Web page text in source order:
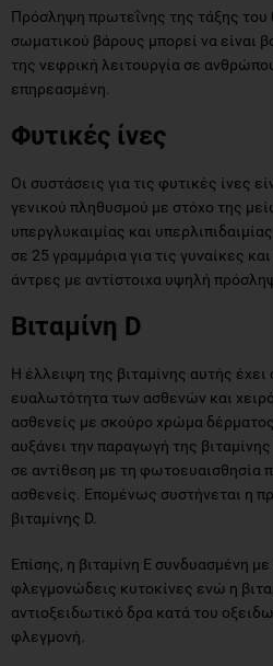
Πρόσληψη πρωτεΐνης της τάξης του
σωματικού βάρους μπορεί να είναι
της νεφρική λειτουργία σε
επηρεασμένη.
Φυτικές ίνες
Οι συστάσεις για τις φυτικές ίνες
γενικού πληθυσμού με στόχο της
υπεργλυκαιμίας και
σε 25 γραμμάρια για τις γυναίκες
άντρες με αντίστοιχα υψηλή
Βιταμίνη D
Η έλλειψη της βιταμίνης αυτής
ευαλωτότητα των ασθενών και
ασθενείς με σκούρο χρώμα
αυξάνει την παραγωγή της
σε αντίθεση με τη φωτοευαισθησία
ασθενείς. Επομένως συστήνεται η
βιταμίνης D.
Επίσης, η βιταμίνη Ε συνδυασμένη
φλεγμονώδεις κυτοκίνες ενώ η
αντιοξειδωτικό δρα κατά του
φλεγμονή.